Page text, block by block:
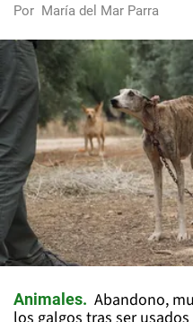
Por María del Mar Parra
Animales
Abandono,